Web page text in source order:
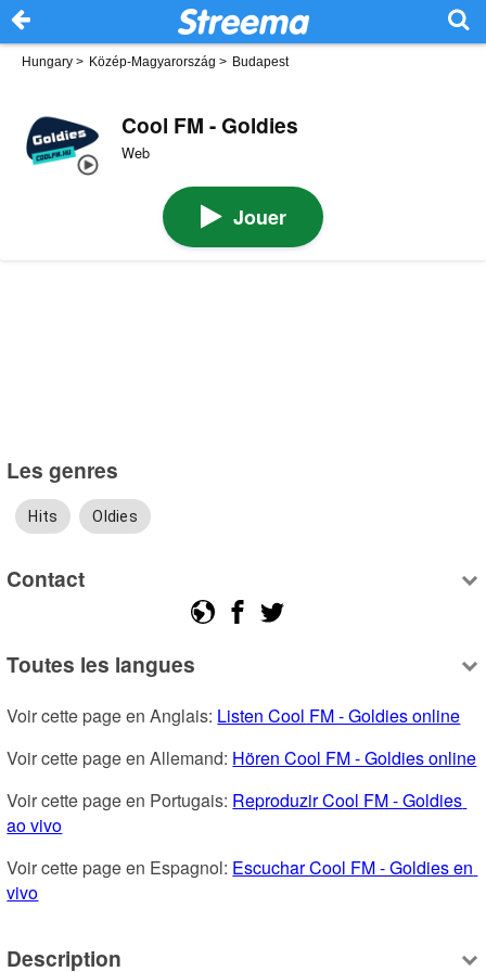
Hungary > Közép-Magyarország > Budapest
Cool FM - Goldies
Web
Jouer
Les genres
Hits Oldies
Contact
Toutes les langues
Voir cette page en Anglais: Listen Cool FM - Goldies online
Voir cette page en Allemand: Hören Cool FM - Goldies online
Voir cette page en Portugais: Reproduzir Cool FM - Goldies
ao vivo
Voir cette page en Espagnol: Escuchar Cool FM - Goldies en
vivo
Description